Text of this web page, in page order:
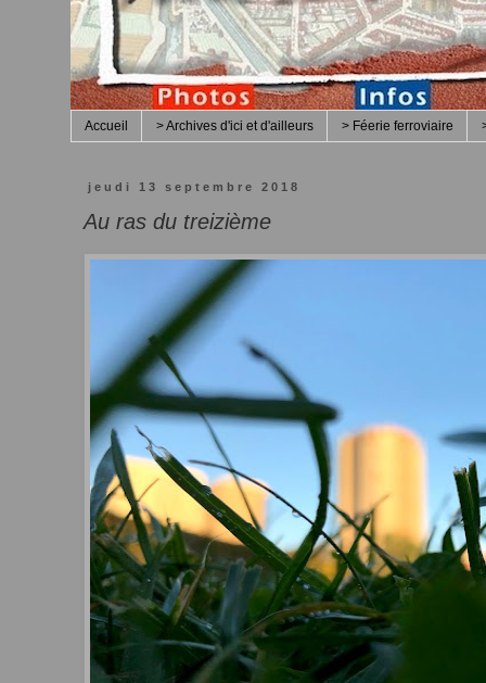
Accueil > Archives d'ici et d'ailleurs > Féerie ferroviaire
jeudi 13 septembre 2018
Au ras du treizième